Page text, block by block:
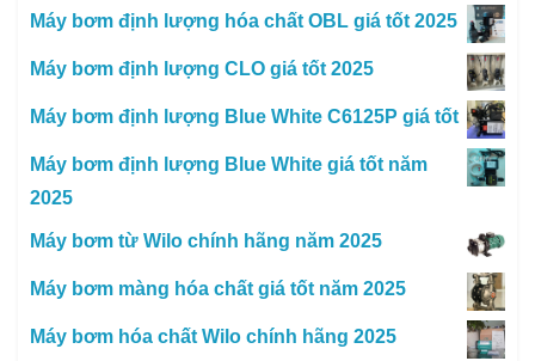
Máy bơm định lượng hóa chất OBL giá tốt 2025
Máy bơm định lượng CLO giá tốt 2025
Máy bơm định lượng Blue White C6125P giá tốt
Máy bơm định lượng Blue White giá tốt năm
2025
Máy bơm từ Wilo chính hãng năm 2025
Máy bơm màng hóa chất giá tốt năm 2025
Máy bơm hóa chất Wilo chính hãng 2025